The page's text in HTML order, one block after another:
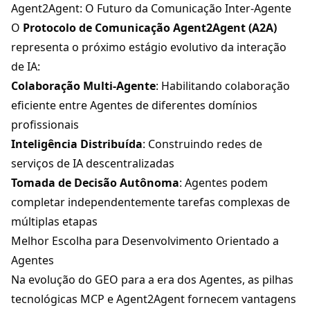
Agent2Agent: O Futuro da Comunicação Inter-Agente
O Protocolo de ComunicaçãoAgent2Agent(A2A)
representa o próximo estágio evolutivo da interação
de IA:
Colaboração Multi-Agente: Habilitando colaboração
eficiente entre Agentes de diferentes domínios
profissionais
Inteligência Distribuída: Construindo redes de
serviços de IA descentralizadas
Tomada de Decisão Autônoma: Agentes podem
completar independentemente tarefas complexas de
múltiplas etapas
Melhor Escolha para Desenvolvimento Orientado a
Agentes
Na evolução do GEO para a era dos Agentes, as pilhas
tecnológicas MCP eAgent2Agentfornecem vantagens